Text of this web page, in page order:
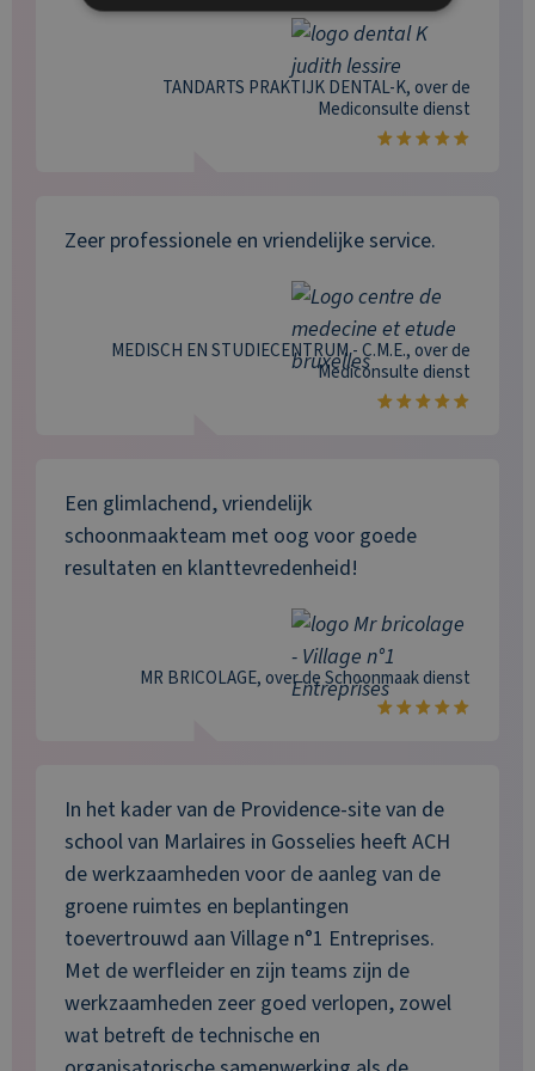
TANDARTS PRAKTIJK DENTAL-K, over de
Mediconsultedienst
Zeer professionele en vriendelijke service.
MEDISCH EN STUDIECENTRUM - C.M.E., over de
Mediconsultedienst
Een glimlachend, vriendelijk
schoonmaakteam met oog voor goede
resultaten en klanttevredenheid!
MR BRICOLAGE, over deSchoonmaakdienst
In het kader van de Providence-site van de
school van Marlaires in Gosselies heeft ACH
de werkzaamheden voor de aanleg van de
groene ruimtes en beplantingen
toevertrouwd aan Village n°1 Entreprises.
Met de werfleider en zijn teams zijn de
werkzaamheden zeer goed verlopen, zowel
wat betreft de technische en